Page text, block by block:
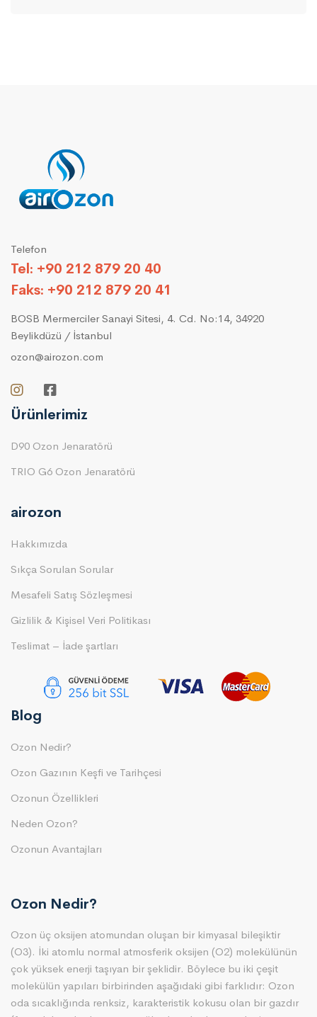
Telefon
Tel: +90 212 879 20 40
Faks: +90 212 879 20 41
BOSB Mermerciler Sanayi Sitesi, 4. Cd. No:14, 34920
Beylikdüzü / İstanbul
ozon@airozon.com
Ürünlerimiz
D90 Ozon Jenaratörü
TRIO G6 Ozon Jenaratörü
airozon
Hakkımızda
Sıkça Sorulan Sorular
Mesafeli Satış Sözleşmesi
Gizlilik & Kişisel Veri Politikası
Teslimat – İade şartları
Blog
Ozon Nedir?
Ozon Gazının Keşfi ve Tarihçesi
Ozonun Özellikleri
Neden Ozon?
Ozonun Avantajları
Ozon Nedir?
Ozon üç oksijen atomundan oluşan bir kimyasal bileşiktir
(O3). İki atomlu normal atmosferik oksijen (O2) molekülünün
çok yüksek enerji taşıyan bir şeklidir. Böylece bu iki çeşit
molekülün yapıları birbirinden aşağıdaki gibi farklıdır: Ozon
oda sıcaklığında renksiz, karakteristik kokusu olan bir gazdır